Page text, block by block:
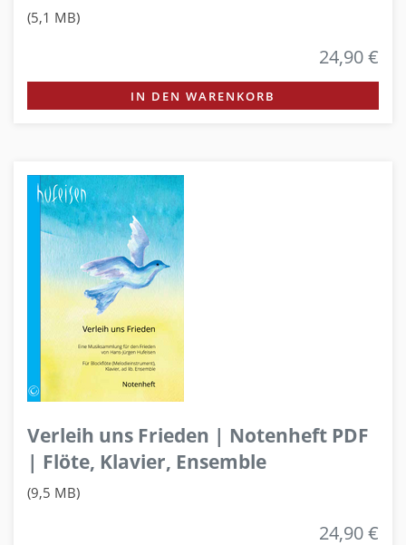
(5,1 MB)
24,90 €
IN DEN WARENKORB
Verleih uns Frieden | Notenheft PDF
| Flöte, Klavier, Ensemble
(9,5 MB)
24,90 €